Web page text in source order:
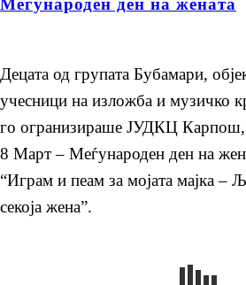
Меѓународен ден на жената
Децата од групата Бубамари,
учесници на изложба и музичко
го огранизираше ЈУДКЦ Карпош,
8 Март – Меѓународен ден на
“Играм и пеам за мојата мајка –
секоја жена”.